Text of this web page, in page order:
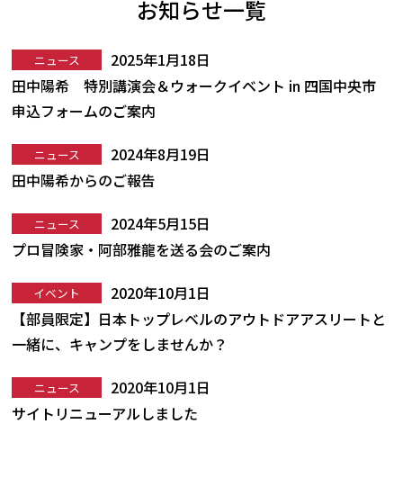
お知らせ一覧
ニュース
2025年1月18日
田中陽希 特別講演会＆ウォークイベント in 四国中央市
申込フォームのご案内
ニュース
2024年8月19日
田中陽希からのご報告
ニュース
2024年5月15日
プロ冒険家・阿部雅龍を送る会のご案内
イベント
2020年10月1日
【部員限定】日本トップレベルのアウトドアアスリートと
一緒に、キャンプをしませんか？
ニュース
2020年10月1日
サイトリニューアルしました